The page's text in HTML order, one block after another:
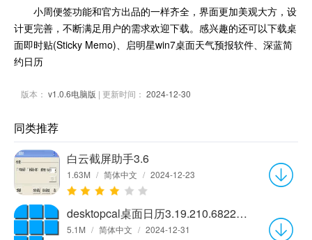
小周便签功能和官方出品的一样齐全，界面更加美观大方，设
计更完善，不断满足用户的需求欢迎下载。感兴趣的还可以下载桌
面即时贴(Sticky Memo)、启明星win7桌面天气预报软件、深蓝简
约日历
版本： v1.0.6电脑版 | 更新时间： 2024-12-30
同类推荐
白云截屏助手3.6
1.63M / 简体中文 / 2024-12-23
desktopcal桌面日历3.19.210.6822官方版
5.1M / 简体中文 / 2024-12-31